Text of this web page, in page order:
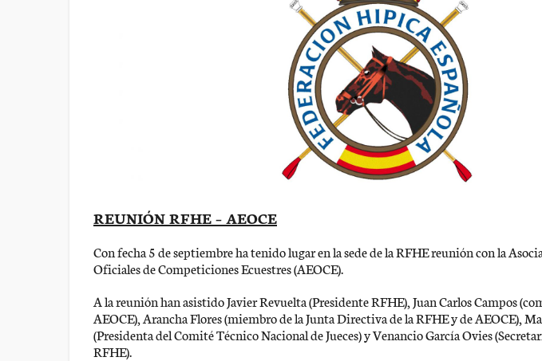
REUNIÓN RFHE – AEOCE
Con fecha 5 de septiembre ha tenido lugar en la sede de la RFHE reunión con la
Oficiales de Competiciones Ecuestres (AEOCE).
A la reunión han asistido Javier Revuelta (Presidente RFHE), Juan Carlos Campos
AEOCE), Arancha Flores (miembro de la Junta Directiva de la RFHE y de AEOCE),
(Presidenta del Comité Técnico Nacional de Jueces) y Venancio García Ovies
RFHE).